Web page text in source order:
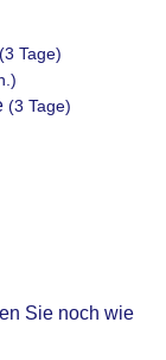
(3 Tage)
(3 Tage)
Sie noch wie